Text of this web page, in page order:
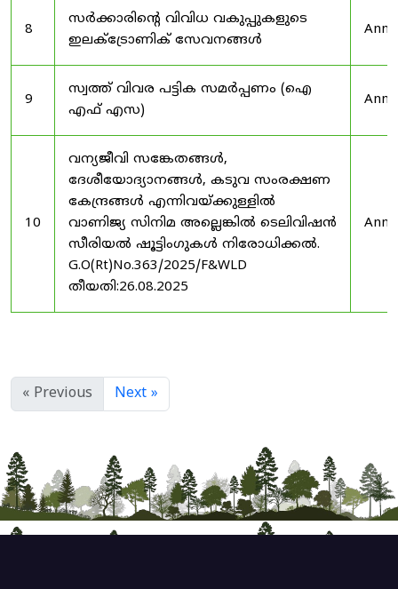
8
സർക്കാരിന്റെ വിവിധ വകുപ്പുകളുടെ
ഇലക്ട്രോണിക് സേവനങ്ങൾ
9
സ്വത്ത് വിവര പട്ടിക സമർപ്പണം (ഐ
എഫ് എസ)
10
വന്യജീവി സങ്കേതങ്ങൾ,
ദേശീയോദ്യാനങ്ങൾ, കടുവ സംരക്ഷണ
കേന്ദ്രങ്ങൾ എന്നിവയ്ക്കുള്ളിൽ
വാണിജ്യ സിനിമ അല്ലെങ്കിൽ ടെലിവിഷൻ
സീരിയൽ ഷൂട്ടിംഗുകൾ നിരോധിക്കൽ.
G.O(Rt)No.363/2025/F&WLD
തീയതി:26.08.2025
« Previous Next »